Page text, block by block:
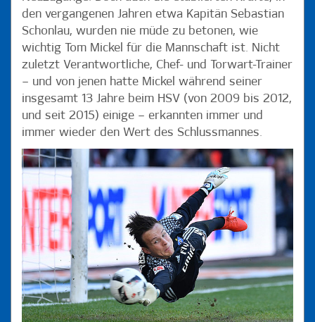
den vergangenen Jahren etwa Kapitän Sebastian
Schonlau, wurden nie müde zu betonen, wie
wichtig Tom Mickel für die Mannschaft ist. Nicht
zuletzt Verantwortliche, Chef- und Torwart-Trainer
– und von jenen hatte Mickel während seiner
insgesamt 13 Jahre beim HSV (von 2009 bis 2012,
und seit 2015) einige – erkannten immer und
immer wieder den Wert des Schlussmannes.